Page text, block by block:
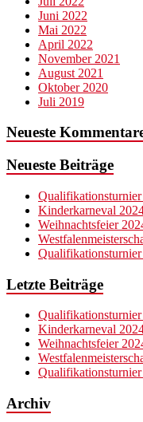
Juni 2022
Mai 2022
April 2022
November 2021
August 2021
Oktober 2020
Juli 2019
Neueste
Neueste Beiträge
Qualifikationsturnier
Kinderkarneval
Weihnachtsfeier
Letzte Beiträge
Qualifikationsturnier
Kinderkarneval
Weihnachtsfeier
Archiv